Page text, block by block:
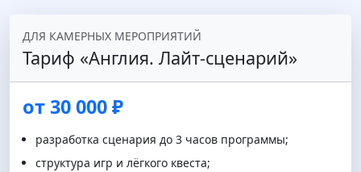
ДЛЯ КАМЕРНЫХ МЕРОПРИЯТИЙ
Тариф «Англия. Лайт‑сценарий»
от 30 000 ₽
разработка сценария до 3 часов программы;
структура игр и лёгкого квеста;